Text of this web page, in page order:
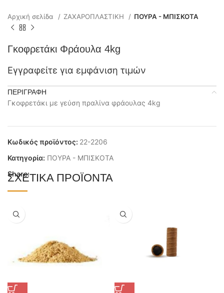
Αρχική σελίδα ΖΑΧΑΡΟΠΛΑΣΤΙΚΗ ΠΟΥΡΑ - ΜΠΙΣΚΟΤΑ
Γκοφρετάκι Φράουλα 4kg
Εγγραφείτε για εμφάνιση τιμών
ΠΕΡΙΓΡΑΦΉ
Γκοφρετάκι με γεύση πραλίνα φράουλας 4kg
Κωδικός προϊόντος: 22-2206
Κατηγορία: ΠΟΥΡΑ - ΜΠΙΣΚΟΤΑ
Share:
ΣΧΕΤΙΚΆ ΠΡΟΪΌΝΤΑ